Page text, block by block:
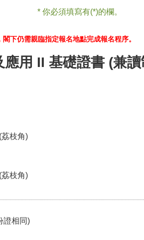
* 你必須填寫有(*)的欄。
下仍需親臨指定報名地點完成報名程序。
應用 II 基礎證書 (兼讀
枝角)
枝角)
證相同)